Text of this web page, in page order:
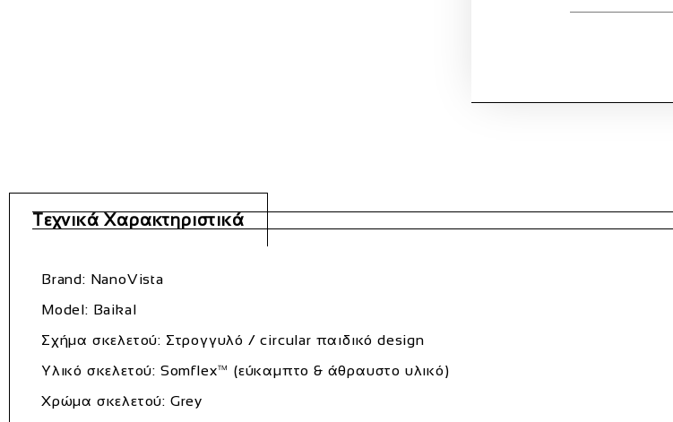
Τεχνικά Χαρακτηριστικά
Brand: NanoVista
Model: Baikal
Σχήμα σκελετού: Στρογγυλό / circular παιδικό design
Υλικό σκελετού: Somflex™ (εύκαμπτο & άθραυστο υλικό)
Χρώμα σκελετού: Grey